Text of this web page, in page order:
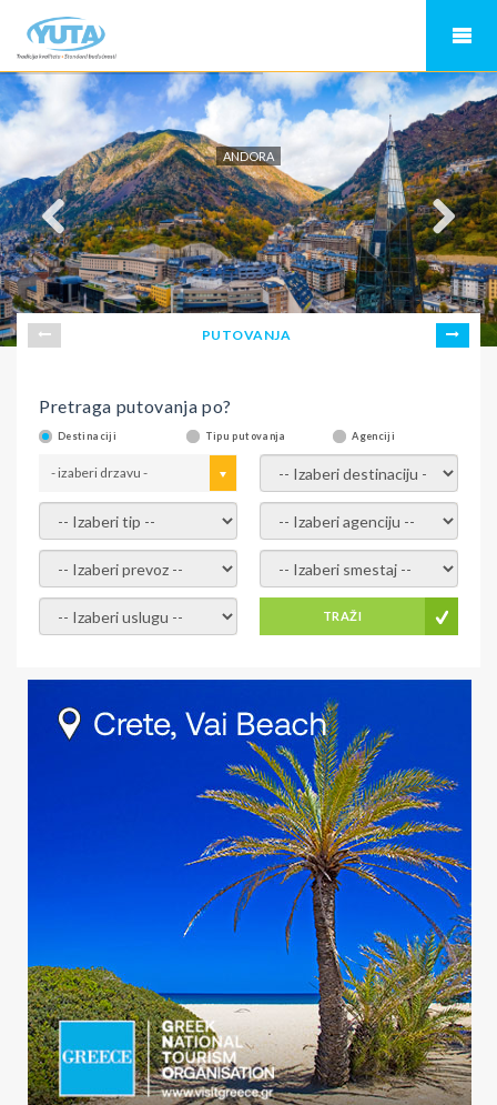
ANDORA
PUTOVANJA
Pretraga putovanja po?
Destinaciji Tipu putovanja Agenciji
- izaberi drzavu - - izaberi destinaciju -
- izaberi tip - - izaberi agenciju -
- izaberi prevoz - - Izaberite smestaj -
- Izaberite uslugu - TRAŽI